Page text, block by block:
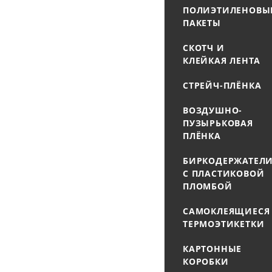
ПАКЕТЫ
СКОТЧ И
КЛЕЙКАЯ ЛЕНТА
СТРЕЙЧ-ПЛЁНКА
ВОЗДУШНО-
ПУЗЫРЬКОВАЯ
ПЛЁНКА
С ПЛАСТИКОВОЙ
ПЛОМБОЙ
САМОКЛЕЯЩИЕСЯ
ТЕРМОЭТИКЕТКИ
КАРТОННЫЕ
КОРОБКИ